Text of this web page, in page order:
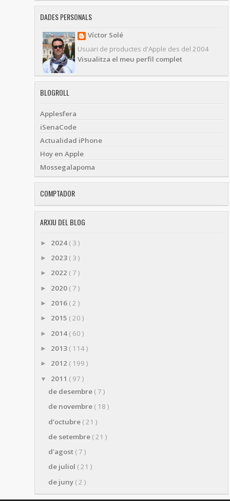
DADES PERSONALS
Víctor Solé
Usuari de productes d'Apple des del 2004
Visualitza el meu perfil complet
BLOGROLL
Applesfera
iSenaCode
Actualidad iPhone
Hoy en Apple
Mossegalapoma
COMPTADOR
ARXIU DEL BLOG
► 2024 ( 3 )
► 2023 ( 3 )
► 2022 ( 7 )
► 2020 ( 7 )
► 2016 ( 2 )
► 2015 ( 20 )
► 2014 ( 60 )
► 2013 ( 114 )
► 2012 ( 199 )
▼ 2011 ( 97 )
de desembre ( 7 )
de novembre ( 18 )
d’octubre ( 21 )
de setembre ( 21 )
d’agost ( 7 )
de juliol ( 21 )
de juny ( 2 )